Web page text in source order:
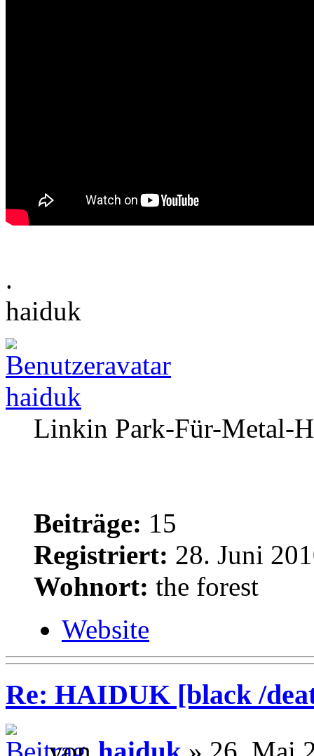
.
haiduk
haiduk
Linkin Park-Für-Metal-
Beiträge: 15
Registriert: 28. Juni
Wohnort: the forest
Website
Re: HAIDUK [black /